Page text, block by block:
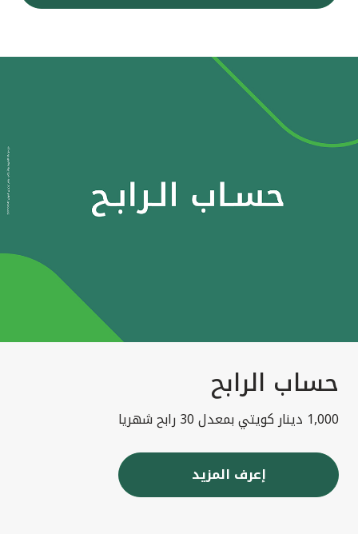
حساب الرابح
1,000 دينار كويتي بمعدل 30 رابح شهريا
إعرف المزيد